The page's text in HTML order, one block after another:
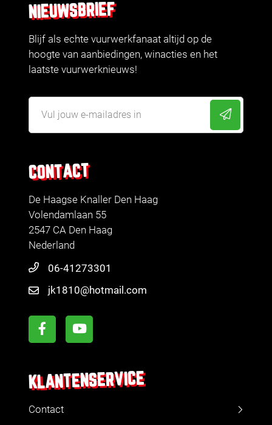
CONTACT
De Haagse Knaller Den Haag
Volendamlaan 55
2547 CA Den Haag
Nederland
06-41273301
jk1810@hotmail.com
KLANTENSERVICE
Contact
NIEUWSBRIEF
Blijf als echte vuurwerkfanaat altijd op de
hoogte van aanbiedingen, winacties en het
laatste vuurwerknieuws!